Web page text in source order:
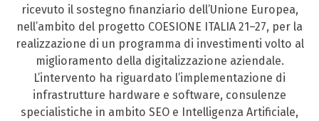
ricevuto il sostegno finanziario dell’Unione Europea,
nell’ambito del progetto COESIONE ITALIA 21–27, per la
realizzazione di un programma di investimenti volto al
miglioramento della digitalizzazione aziendale.
L’intervento ha riguardato l’implementazione di
infrastrutture hardware e software, consulenze
specialistiche in ambito SEO e Intelligenza Artificiale,